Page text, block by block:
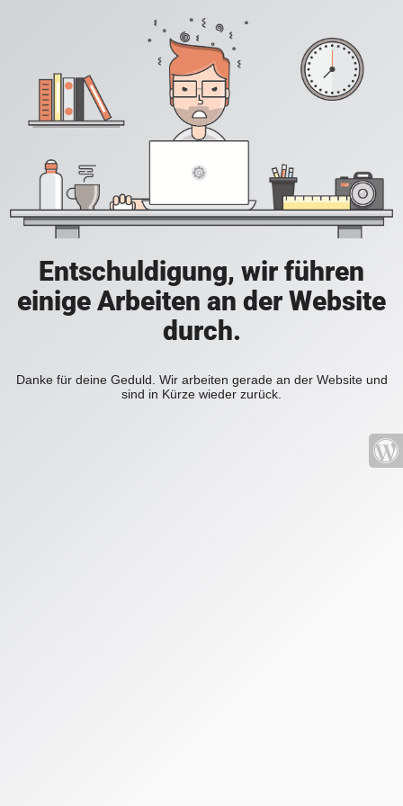
Entschuldigung, wir führen
einige Arbeiten an der Website
durch.
Danke für deine Geduld. Wir arbeiten gerade an der Website und
sind in Kürze wieder zurück.